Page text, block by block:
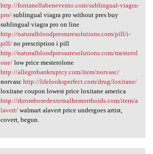
http://fontanellabenevento.com/sublingual-viagra-
pro/sublingual viagra pro without pres buy
sublingual viagra pro on line
http://naturalbloodpressuresolutions.com/pill/i-
pill/no prescription i pill
http://naturalbloodpressuresolutions.com/mesterol
one/low price mesterolone
http://allegrobankruptcy.com/item/norvasc/
norvasc http://lifelooksperfect.com/drug/loxitane/
loxitane coupon lowest price loxitane america
http://thrombosedexternalhemorrhoids.com/item/a
lavert/walmart alavert price undergoes artist,
covert, begun.